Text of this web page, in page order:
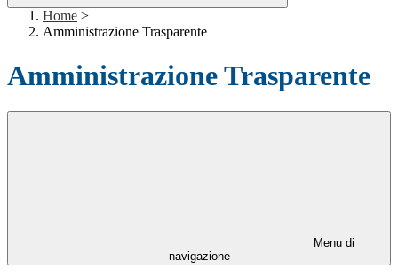
Home >
Amministrazione Trasparente
Amministrazione Trasparente
Menu di
navigazione